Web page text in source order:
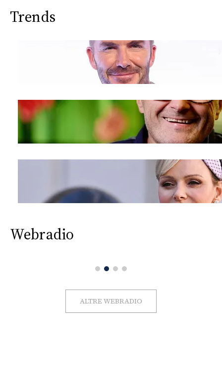
Trends
Webradio
ALTRE WEBRADIO